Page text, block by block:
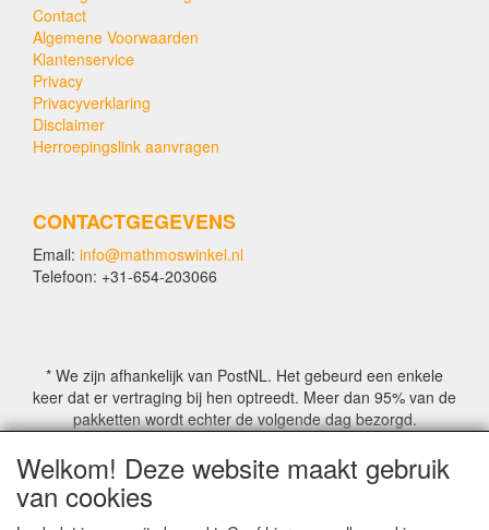
Contact
Algemene Voorwaarden
Klantenservice
Privacy
Privacyverklaring
Disclaimer
Herroepingslink aanvragen
CONTACTGEGEVENS
Email: info@mathmoswinkel.nl
Telefoon: +31-654-203066
* We zijn afhankelijk van PostNL. Het gebeurd een enkele
keer dat er vertraging bij hen optreedt. Meer dan 95% van de
pakketten wordt echter de volgende dag bezorgd.
© COPYRIGHT by Mathmoswinkel.nl
Site Name, Ownership and Design Copyright by
Welkom! Deze website maakt gebruik
van cookies